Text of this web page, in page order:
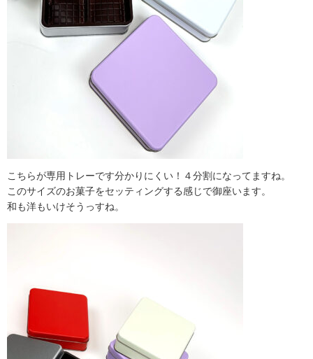
こちらが専用トレーです分かりにくい！４分割になってますね。
このサイズのお菓子をセッティングする感じで御座います。
和も洋もいけそうっすね。